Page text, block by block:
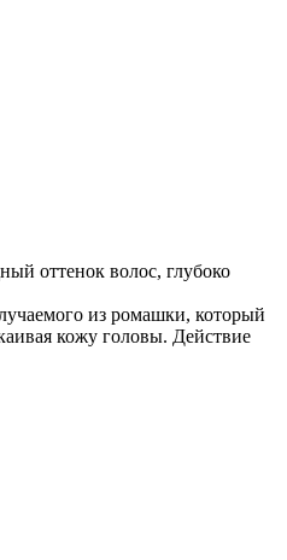
оттенок волос, глубоко
из ромашки, который
кожу головы. Действие